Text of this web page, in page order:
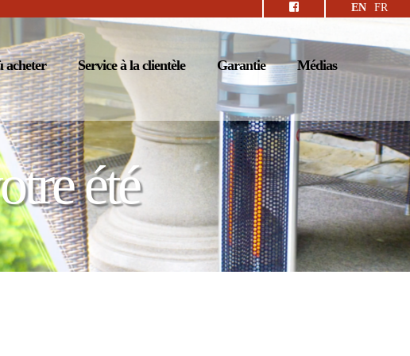
EN FR
acheter Service à la clientèle Garantie Médias
été